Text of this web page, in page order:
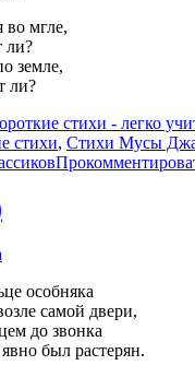
во мгле,
ли?
земле,
ли?
стихи - легко
стихи, Стихи Мусы
особняка
самой двери,
до звонка
был растерян.